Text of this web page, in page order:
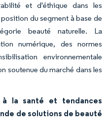
et d'éthique dans les
du segment à base de
beauté naturelle. La
numérique, des normes
environnementale
soutenue du marché dans les
à la santé et tendances
de solutions de beauté